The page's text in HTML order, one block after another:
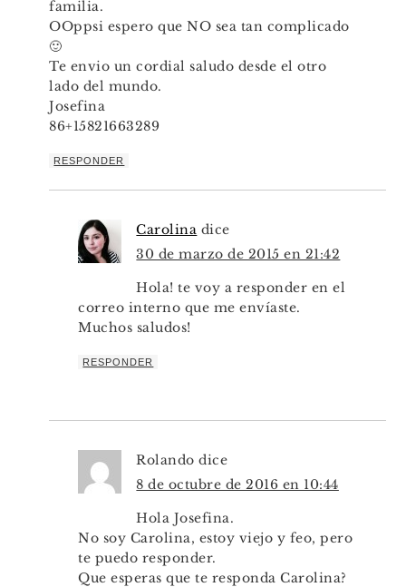
familia.
OOppsi espero que NO sea tan complicado
🙂
Te envio un cordial saludo desde el otro
lado del mundo.
Josefina
86+15821663289
RESPONDER
Carolina dice
30 de marzo de 2015 en 21:42
Hola! te voy a responder en el
correo interno que me envíaste.
Muchos saludos!
RESPONDER
Rolando dice
8 de octubre de 2016 en 10:44
Hola Josefina.
No soy Carolina, estoy viejo y feo, pero
te puedo responder.
Que esperas que te responda Carolina?